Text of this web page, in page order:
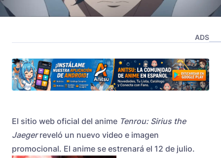
ADS
El sitio web oficial del anime Tenrou: Sirius the
Jaegerreveló un nuevo video e imagen
promocional. El anime se estrenará el 12 de julio.